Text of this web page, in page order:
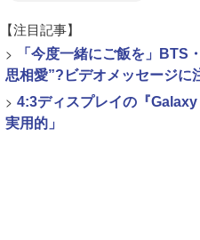
【注目記事】
>
「今度一緒にご飯を」BTS
思相愛”?ビデオメッセージに
> 4:3ディスプレイの『
実用的」